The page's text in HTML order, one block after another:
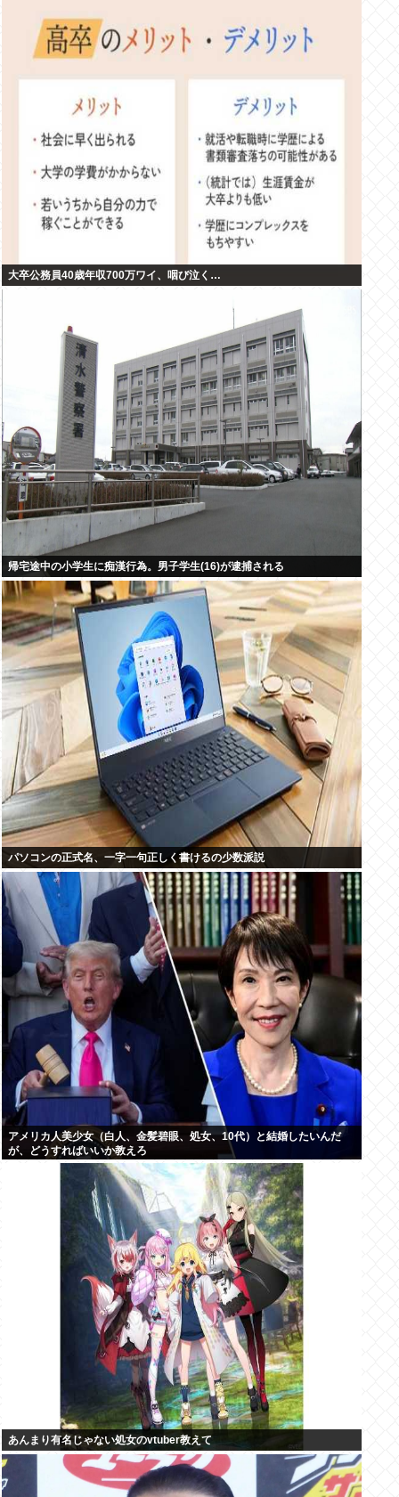
大卒公務員40歳年収700万ワイ、咽び泣く…
帰宅途中の小学生に痴漢行為。男子学生(16)が逮捕される
パソコンの正式名、一字一句正しく書けるの少数派説
アメリカ人美少女（白人、金髪碧眼、処女、10代）と結婚したいんだ
が、どうすればいいか教えろ
あんまり有名じゃない処女のvtuber教えて